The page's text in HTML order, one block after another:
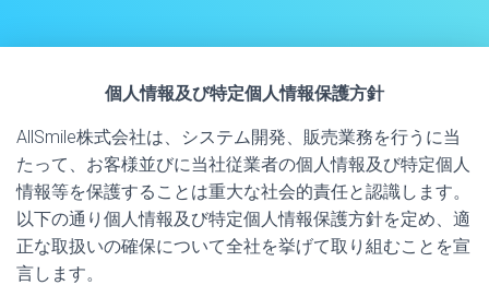
個人情報及び特定個人情報保護方針
AllSmile株式会社は、システム開発、販売業務を行うに当
たって、お客様並びに当社従業者の個人情報及び特定個人
情報等を保護することは重大な社会的責任と認識します。
以下の通り個人情報及び特定個人情報保護方針を定め、適
正な取扱いの確保について全社を挙げて取り組むことを宣
言します。